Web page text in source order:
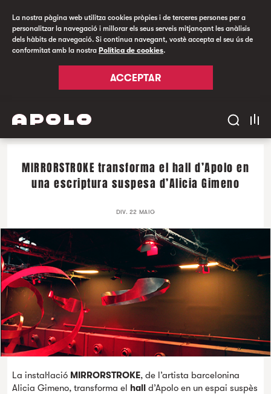
La nostra pàgina web utilitza cookies pròpies i de terceres persones per a
personalitzar la navegació i millorar els seus serveis mitjançant les anàlisis
dels hàbits de navegació. Si continua navegant, vostè accepta el seu ús de
conformitat amb la nostra Política de cookies.
ACCEPTAR
MIRRORSTROKE transforma el hall d’Apolo en
una escriptura suspesa d’Alicia Gimeno
DIV. 22 MAIG
La instal·lació MIRRORSTROKE, de l’artista barcelonina
Alicia Gimeno, transforma el hall d’Apolo en un espai suspès